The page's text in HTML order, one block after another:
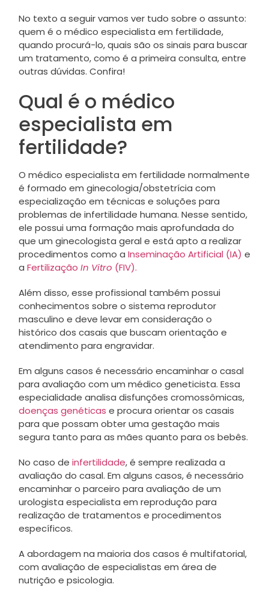
No texto a seguir vamos ver tudo sobre o assunto:
quem é o médico especialista em fertilidade,
quando procurá-lo, quais são os sinais para buscar
um tratamento, como é a primeira consulta, entre
outras dúvidas. Confira!
Qual é o médico
especialista em
fertilidade?
O médico especialista em fertilidade normalmente
é formado em ginecologia/obstetrícia com
especialização em técnicas e soluções para
problemas de infertilidade humana. Nesse sentido,
ele possui uma formação mais aprofundada do
que um ginecologista geral e está apto a realizar
procedimentos como a Inseminação Artificial (IA) e
a Fertilização In Vitro (FIV).
Além disso, esse profissional também possui
conhecimentos sobre o sistema reprodutor
masculino e deve levar em consideração o
histórico dos casais que buscam orientação e
atendimento para engravidar.
Em alguns casos é necessário encaminhar o casal
para avaliação com um médico geneticista. Essa
especialidade analisa disfunções cromossômicas,
doenças genéticas e procura orientar os casais
para que possam obter uma gestação mais
segura tanto para as mães quanto para os bebês.
No caso de infertilidade, é sempre realizada a
avaliação do casal. Em alguns casos, é necessário
encaminhar o parceiro para avaliação de um
urologista especialista em reprodução para
realização de tratamentos e procedimentos
específicos.
A abordagem na maioria dos casos é multifatorial,
com avaliação de especialistas em área de
nutrição e psicologia.